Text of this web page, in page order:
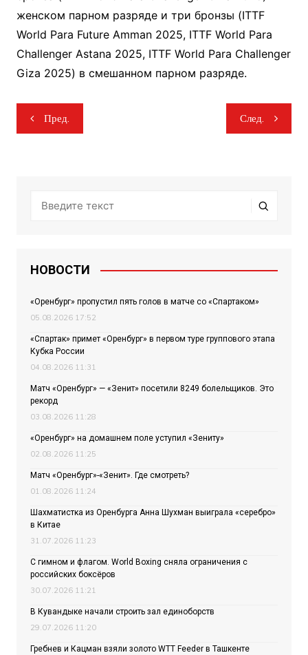
женском парном разряде и три бронзы (ITTF
World Para Future Amman 2025, ITTF World Para
Challenger Astana 2025, ITTF World Para Challenger
Giza 2025) в смешанном парном разряде.
Навигация
по
Пред. След.
НОВОСТИ
«Оренбург» пропустил пять голов в матче со «Спартаком»
05.08.2026 17:52
«Спартак» примет «Оренбург» в первом туре группового этапа
Кубка России
04.08.2026 11:31
Матч «Оренбург» — «Зенит» посетили 8249 болельщиков. Это
рекорд
03.08.2026 11:28
«Оренбург» на домашнем поле уступил «Зениту»
02.08.2026 11:25
Матч «Оренбург»-«Зенит». Где смотреть?
01.08.2026 11:24
Шахматистка из Оренбурга Анна Шухман выиграла «серебро»
в Китае
31.07.2026 11:23
С гимном и флагом. World Boxing сняла ограничения с
российских боксёров
30.07.2026 11:21
В Кувандыке начали строить зал единоборств
29.07.2026 11:20
Гребнев и Кацман взяли золото WTT Feeder в Ташкенте